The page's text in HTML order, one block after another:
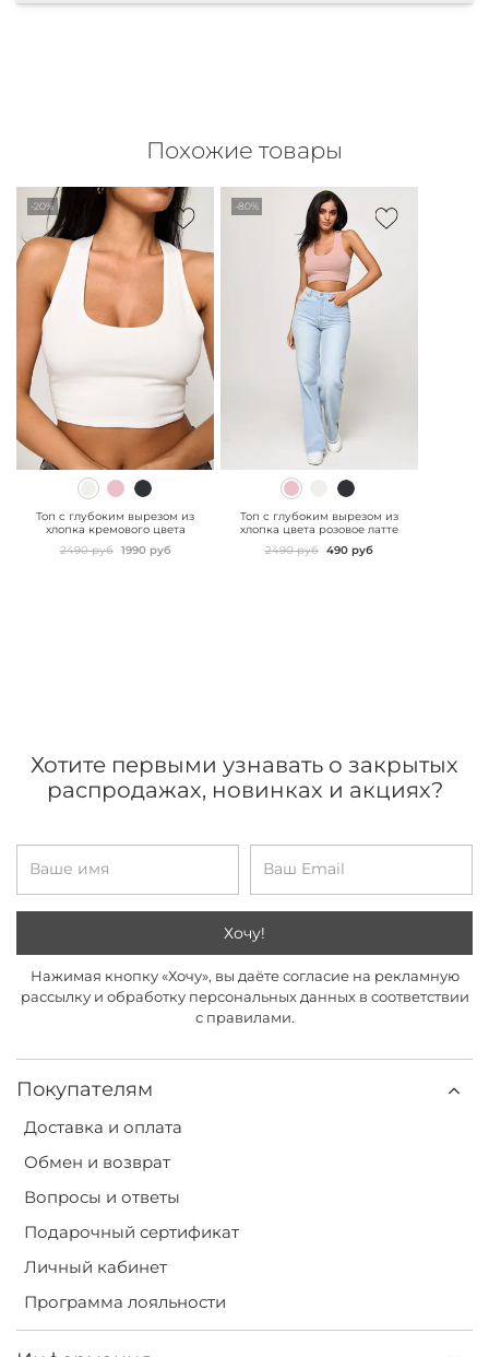
Похожие товары
-20%
" class="js-prevent-
images">
Топ с глубоким вырезом из
хлопка кремового цвета
2490 руб 1990 руб
-80%
" class="js-prevent-
images">
Топ с глубоким вырезом из
хлопка цвета розовое латте
2490 руб 490 руб
Покупателям
Доставка и оплата
Обмен и возврат
Вопросы и ответы
Подарочный сертификат
Личный кабинет
Программа лояльности
Хотите первыми узнавать о закрытых
распродажах, новинках и акциях?
Хочу!
Нажимая кнопку «Хочу», вы даёте согласие на рекламную
рассылку и обработку персональных данных в соответствии
с правилами.